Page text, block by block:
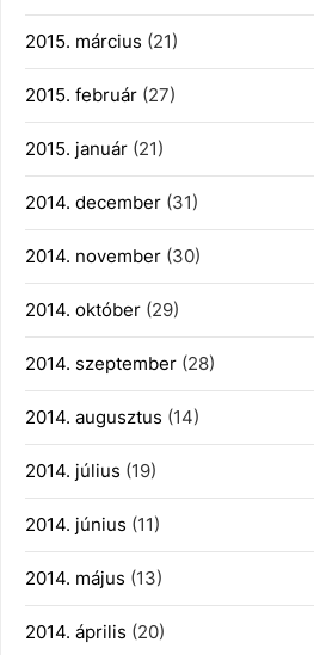
2015. március (21)
2015. február (27)
2015. január (21)
2014. december (31)
2014. november (30)
2014. október (29)
2014. szeptember (28)
2014. augusztus (14)
2014. július (19)
2014. június (11)
2014. május (13)
2014. április (20)